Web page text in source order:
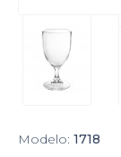
Modelo: 1718